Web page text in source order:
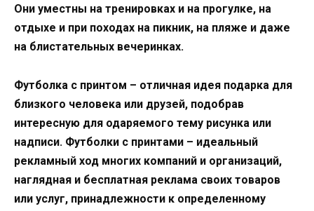
Они уместны на тренировках и на прогулке, на
отдыхе и при походах на пикник, на пляже и даже
на блистательных вечеринках.
Футболка с принтом – отличная идея подарка для
близкого человека или друзей, подобрав
интересную для одаряемого тему рисунка или
надписи. Футболки с принтами – идеальный
рекламный ход многих компаний и организаций,
наглядная и бесплатная реклама своих товаров
или услуг, принадлежности к определенному